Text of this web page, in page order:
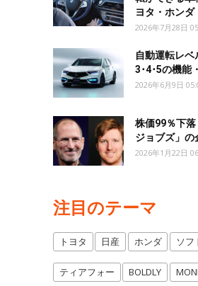
ヨタ・ホン
2026年7月28日
自動運転レベ
3･4･5の機能
2026年6月9日
株価99％下
ジョブズ」の
2026年1月22日
注目のテーマ
トヨタ 日産 ホンダ ソフ
ティアフォー BOLDLY